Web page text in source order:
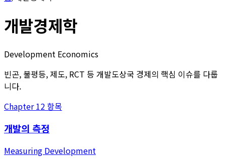
개발경제학
Development Economics
빈곤, 불평등, 제도, RCT 등 개발도상국 경제의 핵심 이슈를 다룹
니다.
Chapter12 항목
개발의 측정
Measuring Development